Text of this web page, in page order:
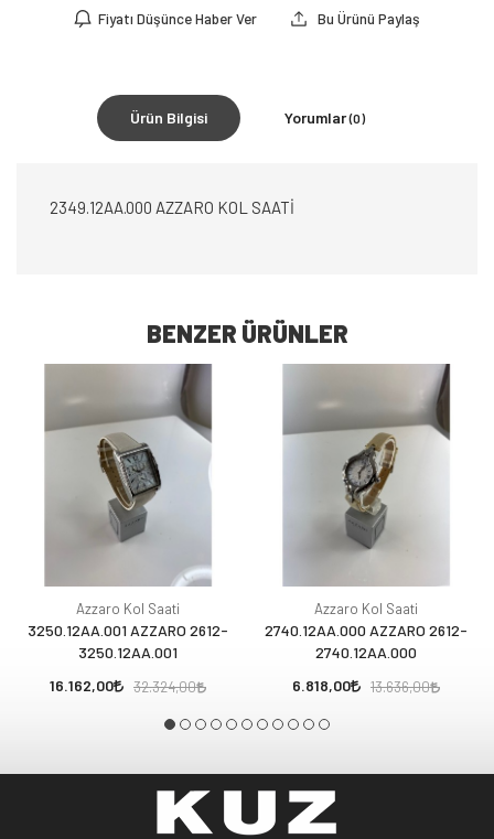
Fiyatı Düşünce Haber Ver Bu Ürünü Paylaş
Ürün Bilgisi Yorumlar(0)
2349.12AA.000 AZZARO KOL SAATİ
BENZER ÜRÜNLER
Azzaro Kol Saati
3250.12AA.001 AZZARO 2612-
3250.12AA.001
16.162,00
32.324,00
Azzaro Kol Saati
2740.12AA.000 AZZARO 2612-
2740.12AA.000
6.818,00
13.636,00